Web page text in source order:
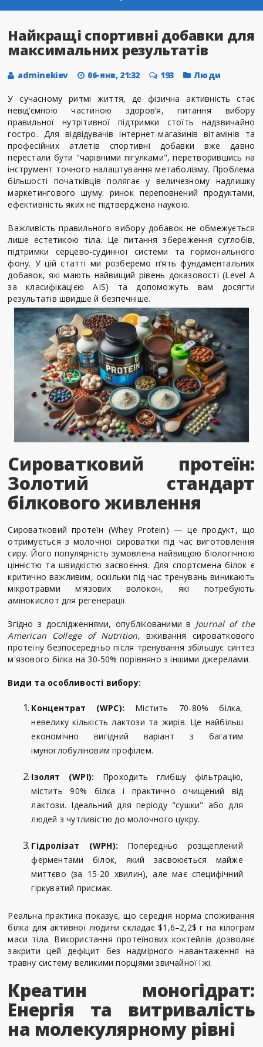
Найкращі спортивні добавки для
максимальних результатів
adminekiev 06-янв, 21:32 193 Люди
У сучасному ритмі життя, де фізична активність стає
невід’ємною частиною здоров’я, питання вибору
правильної нутрітивної підтримки стоїть надзвичайно
гостро. Для відвідувачів інтернет-магазинів вітамінів та
професійних атлетів спортивні добавки вже давно
перестали бути "чарівними пігулками", перетворившись на
інструмент точного налаштування метаболізму. Проблема
більшості початківців полягає у величезному надлишку
маркетингового шуму: ринок переповнений продуктами,
ефективність яких не підтверджена наукою.
Важливість правильного вибору добавок не обмежується
лише естетикою тіла. Це питання збереження суглобів,
підтримки серцево-судинної системи та гормонального
фону. У цій статті ми розберемо п’ять фундаментальних
добавок, які мають найвищий рівень доказовості (Level A
за класифікацією AIS) та допоможуть вам досягти
результатів швидше й безпечніше.
Сироватковий протеїн:
Золотий стандарт
білкового живлення
Сироватковий протеїн (Whey Protein) — це продукт, що
отримується з молочної сироватки під час виготовлення
сиру. Його популярність зумовлена найвищою біологічною
цінністю та швидкістю засвоєння. Для спортсмена білок є
критично важливим, оскільки під час тренувань виникають
мікротравми м'язових волокон, які потребують
амінокислот для регенерації.
Згідно з дослідженнями, опублікованими в Journal of the
American College of Nutrition, вживання сироваткового
протеїну безпосередньо після тренування збільшує синтез
м'язового білка на 30-50% порівняно з іншими джерелами.
Види та особливості вибору:
Концентрат (WPC): Містить 70-80% білка,
невелику кількість лактози та жирів. Це найбільш
економічно вигідний варіант з багатим
імуноглобуліновим профілем.
Ізолят (WPI): Проходить глибшу фільтрацію,
містить 90% білка і практично очищений від
лактози. Ідеальний для періоду "сушки" або для
людей з чутливістю до молочного цукру.
Гідролізат (WPH): Попередньо розщеплений
ферментами білок, який засвоюється майже
миттєво (за 15-20 хвилин), але має специфічний
гіркуватий присмак.
Реальна практика показує, що середня норма споживання
білка для активної людини складає $1,6–2,2$ г на кілограм
маси тіла. Використання протеїнових коктейлів дозволяє
закрити цей дефіцит без надмірного навантаження на
травну систему великими порціями звичайної їжі.
Креатин моногідрат:
Енергія та витривалість
на молекулярному рівні